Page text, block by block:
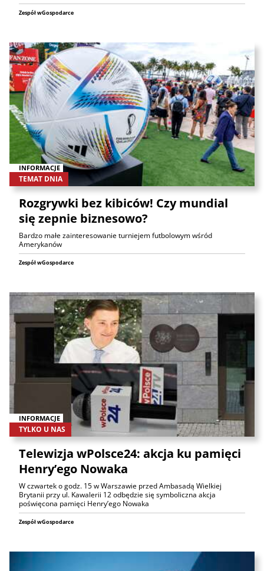
Zespół wGospodarce
INFORMACJE
TEMAT DNIA
Rozgrywki bez kibiców! Czy mundial
się zepnie biznesowo?
Bardzo małe zainteresowanie turniejem futbolowym wśród
Amerykanów
Zespół wGospodarce
INFORMACJE
TYLKO U NAS
Telewizja wPolsce24: akcja ku pamięci
Henry’ego Nowaka
W czwartek o godz. 15 w Warszawie przed Ambasadą Wielkiej
Brytanii przy ul. Kawalerii 12 odbędzie się symboliczna akcja
poświęcona pamięci Henry’ego Nowaka
Zespół wGospodarce